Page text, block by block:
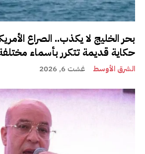
بحر الخليج لا يكذب.. الصراع
حكاية قديمة تتكرر بأسماء
الشرق الأوسط غشت 6, 2026